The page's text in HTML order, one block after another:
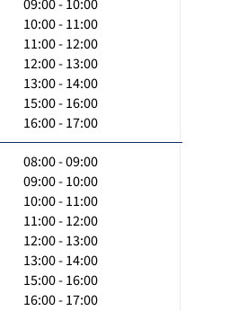
09:00 - 10:00
10:00 - 11:00
11:00 - 12:00
12:00 - 13:00
13:00 - 14:00
15:00 - 16:00
16:00 - 17:00
08:00 - 09:00
09:00 - 10:00
10:00 - 11:00
11:00 - 12:00
12:00 - 13:00
13:00 - 14:00
15:00 - 16:00
16:00 - 17:00